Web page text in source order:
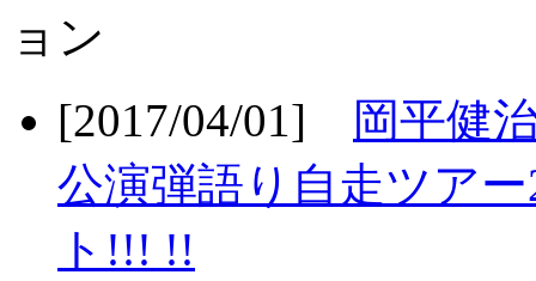
[2017/04/01]
岡平健
公演弾語り自走ツア
ト!!! !!